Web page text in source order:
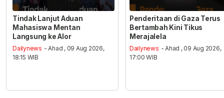
Tindak Lanjut Aduan
Mahasiswa Mentan
Langsung ke Alor
Dailynews - Ahad , 09 Aug 2026,
18:15 WIB
Penderitaan di Gaza Terus
Bertambah Kini Tikus
Merajalela
Dailynews - Ahad , 09 Aug 2026,
17:00 WIB